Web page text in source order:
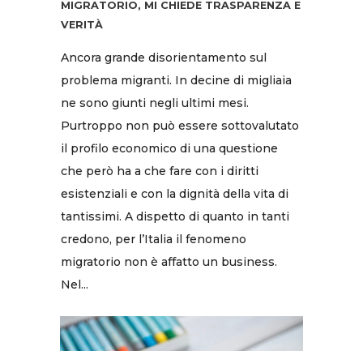
MIGRATORIO, MI CHIEDE TRASPARENZA E
VERITÀ
Ancora grande disorientamento sul
problema migranti. In decine di migliaia
ne sono giunti negli ultimi mesi.
Purtroppo non può essere sottovalutato
il profilo economico di una questione
che però ha a che fare con i diritti
esistenziali e con la dignità della vita di
tantissimi. A dispetto di quanto in tanti
credono, per l’Italia il fenomeno
migratorio non è affatto un business.
Nel...